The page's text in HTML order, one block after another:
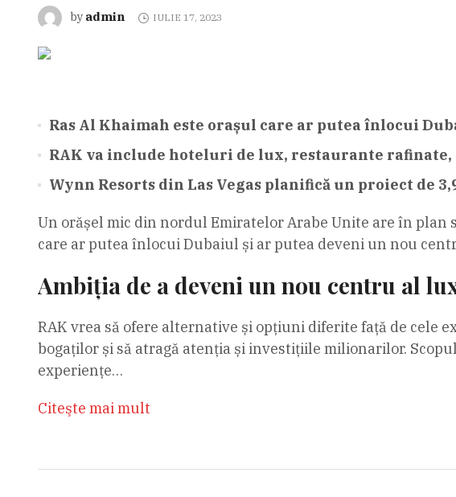
by admin IULIE 17, 2023
Ras Al Khaimah este orașul care ar putea înlocui
RAK va include hoteluri de lux, restaurante
Wynn Resorts din Las Vegas planifică un proiect de
Un orășel mic din nordul Emiratelor Arabe Unite are în plan
care ar putea înlocui Dubaiul și ar putea deveni un nou
Ambiția de a deveni un nou centru al
RAK vrea să ofere alternative și opțiuni diferite față de cele
bogaților și să atragă atenția și investițiile milionarilor.
experiențe…
Citeşte mai mult